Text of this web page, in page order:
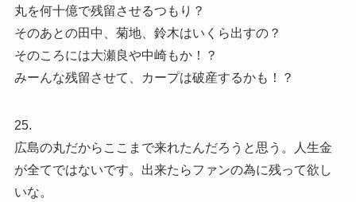
丸を何十億で残留させるつもり？
そのあとの田中、菊地、鈴木はいくら出すの？
そのころには大瀬良や中崎もか！？
みーんな残留させて、カープは破産するかも！？
25.
広島の丸だからここまで来れたんだろうと思う。人生金
が全てではないです。出来たらファンの為に残って欲し
いな。